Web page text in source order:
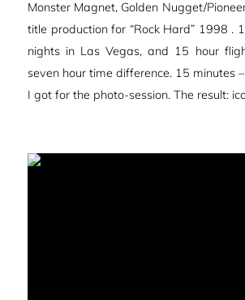
Monster Magnet, Golden Nugget/
title production for “Rock Hard” 1998 .
nights in Las Vegas, and 15 hour
seven hour time difference. 15 minutes
I got for the photo-session. The result: